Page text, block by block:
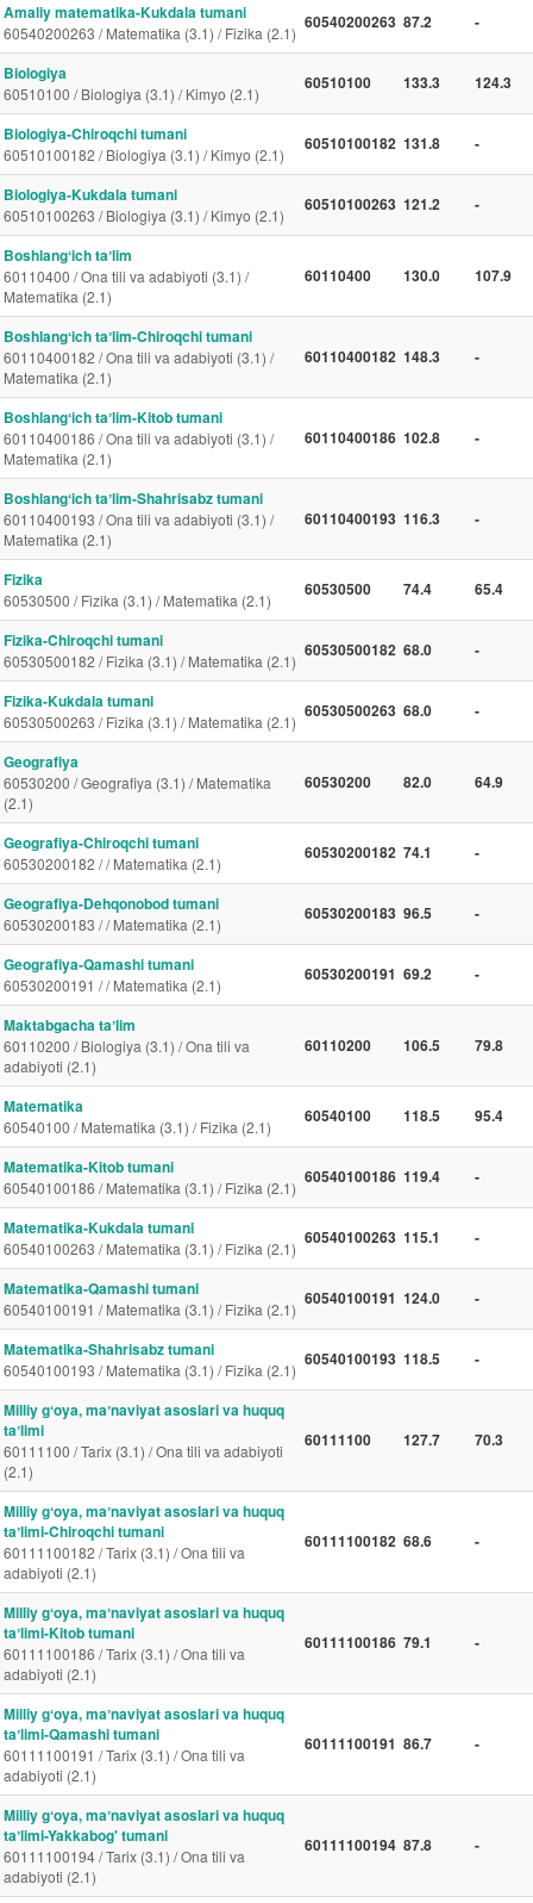
Amaliy matematika-Kukdala tumani
60540200263 / Matematika (3.1) / Fizika (2.1)
60540200263 87.2 -
Biologiya
60510100 / Biologiya (3.1) / Kimyo (2.1)
60510100 133.3 124.3
Biologiya-Chiroqchi tumani
60510100182 / Biologiya (3.1) / Kimyo (2.1)
60510100182 131.8 -
Biologiya-Kukdala tumani
60510100263 / Biologiya (3.1) / Kimyo (2.1)
60510100263 121.2 -
Boshlangʻich taʼlim
60110400 / Ona tili va adabiyoti (3.1) /
Matematika (2.1)
60110400 130.0 107.9
Boshlangʻich taʼlim-Chiroqchi tumani
60110400182 / Ona tili va adabiyoti (3.1) /
Matematika (2.1)
60110400182 148.3 -
Boshlangʻich taʼlim-Kitob tumani
60110400186 / Ona tili va adabiyoti (3.1) /
Matematika (2.1)
60110400186 102.8 -
Boshlangʻich taʼlim-Shahrisabz tumani
60110400193 / Ona tili va adabiyoti (3.1) /
Matematika (2.1)
60110400193 116.3 -
Fizika
60530500 / Fizika (3.1) / Matematika (2.1)
60530500 74.4 65.4
Fizika-Chiroqchi tumani
60530500182 / Fizika (3.1) / Matematika (2.1)
60530500182 68.0 -
Fizika-Kukdala tumani
60530500263 / Fizika (3.1) / Matematika (2.1)
60530500263 68.0 -
Geografiya
60530200 / Geografiya (3.1) / Matematika
(2.1)
60530200 82.0 64.9
Geografiya-Chiroqchi tumani
60530200182 / / Matematika (2.1)
60530200182 74.1 -
Geografiya-Dehqonobod tumani
60530200183 / / Matematika (2.1)
60530200183 96.5 -
Geografiya-Qamashi tumani
60530200191 / / Matematika (2.1)
60530200191 69.2 -
Maktabgacha taʼlim
60110200 / Biologiya (3.1) / Ona tili va
adabiyoti (2.1)
60110200 106.5 79.8
Matematika
60540100 / Matematika (3.1) / Fizika (2.1)
60540100 118.5 95.4
Matematika-Kitob tumani
60540100186 / Matematika (3.1) / Fizika (2.1)
60540100186 119.4 -
Matematika-Kukdala tumani
60540100263 / Matematika (3.1) / Fizika (2.1)
60540100263 115.1 -
Matematika-Qamashi tumani
60540100191 / Matematika (3.1) / Fizika (2.1)
60540100191 124.0 -
Matematika-Shahrisabz tumani
60540100193 / Matematika (3.1) / Fizika (2.1)
60540100193 118.5 -
Milliy gʻoya, maʼnaviyat asoslari va huquq
taʼlimi
60111100 / Tarix (3.1) / Ona tili va adabiyoti
(2.1)
60111100 127.7 70.3
Milliy gʻoya, maʼnaviyat asoslari va huquq
taʼlimi-Chiroqchi tumani
60111100182 / Tarix (3.1) / Ona tili va
adabiyoti (2.1)
60111100182 68.6 -
Milliy gʻoya, maʼnaviyat asoslari va huquq
taʼlimi-Kitob tumani
60111100186 / Tarix (3.1) / Ona tili va
adabiyoti (2.1)
60111100186 79.1 -
Milliy gʻoya, maʼnaviyat asoslari va huquq
taʼlimi-Qamashi tumani
60111100191 / Tarix (3.1) / Ona tili va
adabiyoti (2.1)
60111100191 86.7 -
Milliy gʻoya, maʼnaviyat asoslari va huquq
taʼlimi-Yakkabog' tumani
60111100194 / Tarix (3.1) / Ona tili va
adabiyoti (2.1)
60111100194 87.8 -